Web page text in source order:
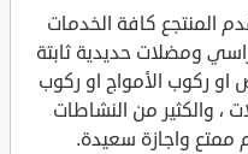
المنتجع كافة الخدمات
ومضلات حديدية ثابتة
او ركوب الأمواج او ركوب
، والكثير من النشاطات
واجازة سعيدة.